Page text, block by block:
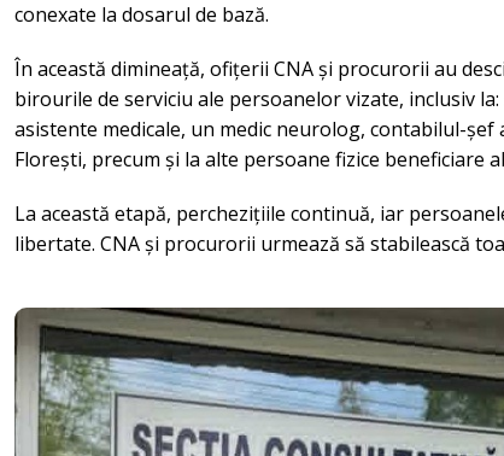
conexate la dosarul de bază.
În această dimineață, ofițerii CNA și procurorii au
birourile de serviciu ale persoanelor vizate, inclusiv
asistente medicale, un medic neurolog, contabilul-șef
Florești, precum și la alte persoane fizice beneficiare
La această etapă, perchezițiile continuă, iar
libertate. CNA și procurorii urmează să stabilească